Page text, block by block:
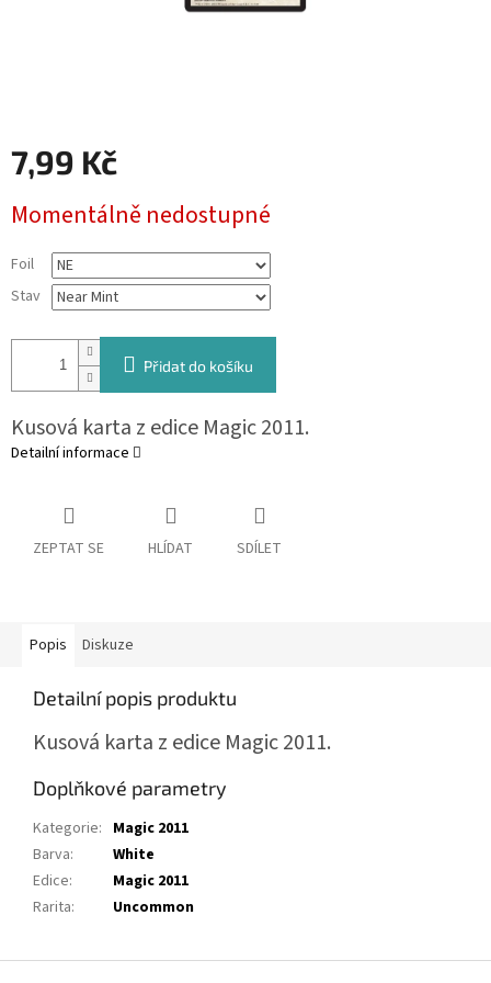
7,99 Kč
cena:
Momentálně nedostupné
Foil
Stav
Přidat do košíku
Kusová karta z edice Magic 2011.
Detailní informace
ZEPTAT SE HLÍDAT SDÍLET
Popis Diskuze
Detailní popis produktu
Kusová karta z edice Magic 2011.
Doplňkové parametry
Kategorie: Magic 2011
Barva:
White
Edice:
Magic 2011
Rarita: Uncommon